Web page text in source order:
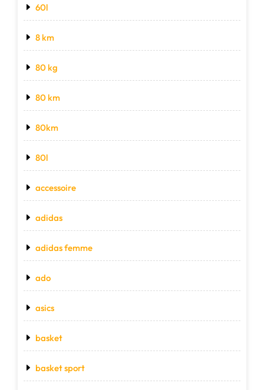
60l
8 km
80 kg
80 km
80km
80l
accessoire
adidas
adidas femme
ado
asics
basket
basket sport